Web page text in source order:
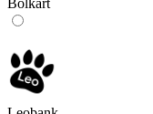
Bolkart